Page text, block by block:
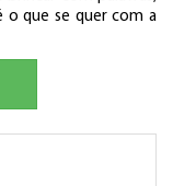
o que se quer com a